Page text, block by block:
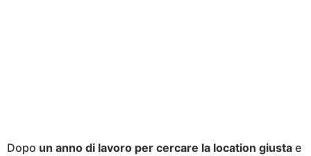
Dopo un anno di lavoro per cercare la location giusta e